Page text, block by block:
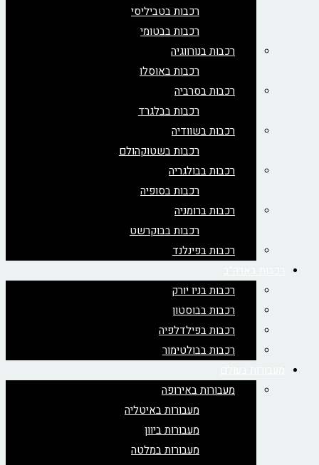
רכבות בטביליסי
רכבות בבטומי
רכבות בנורווגיה
רכבות באוסלו
רכבות בסרביה
רכבות בבלגרד
רכבות בשוודיה
רכבות בשטוקהולם
רכבות בבולגריה
רכבות בסופיה
רכבות ברומניה
רכבות בבוקרשט
רכבות בפינלנד
רכבות בניו יורק
רכבות בבוסטון
רכבות בפילדלפיה
רכבות בבולטימור
מעבורות באירופה
מעבורות באיטליה
מעבורות ביוון
מעבורות במלטה